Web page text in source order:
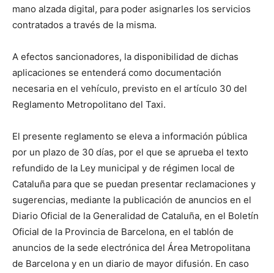
mano alzada digital, para poder asignarles los servicios
contratados a través de la misma.
A efectos sancionadores, la disponibilidad de dichas
aplicaciones se entenderá como documentación
necesaria en el vehículo, previsto en el artículo 30 del
Reglamento Metropolitano del Taxi.
El presente reglamento se eleva a información pública
por un plazo de 30 días, por el que se aprueba el texto
refundido de la Ley municipal y de régimen local de
Cataluña para que se puedan presentar reclamaciones y
sugerencias, mediante la publicación de anuncios en el
Diario Oficial de la Generalidad de Cataluña, en el Boletín
Oficial de la Provincia de Barcelona, ​​en el tablón de
anuncios de la sede electrónica del Área Metropolitana
de Barcelona y en un diario de mayor difusión. En caso